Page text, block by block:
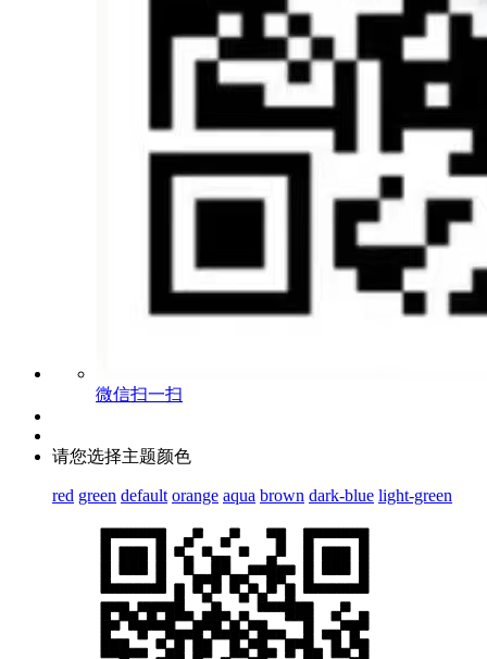
微信扫一扫
请您选择主题颜色
red green default orange aqua brown dark-blue light-green